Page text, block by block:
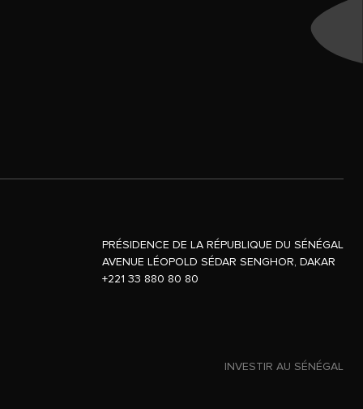
PRÉSIDENCE DE LA RÉPUBLIQUE DU SÉNÉGAL
AVENUE LÉOPOLD SÉDAR SENGHOR, DAKAR
+221 33 880 80 80
INVESTIR AU SÉNÉGAL